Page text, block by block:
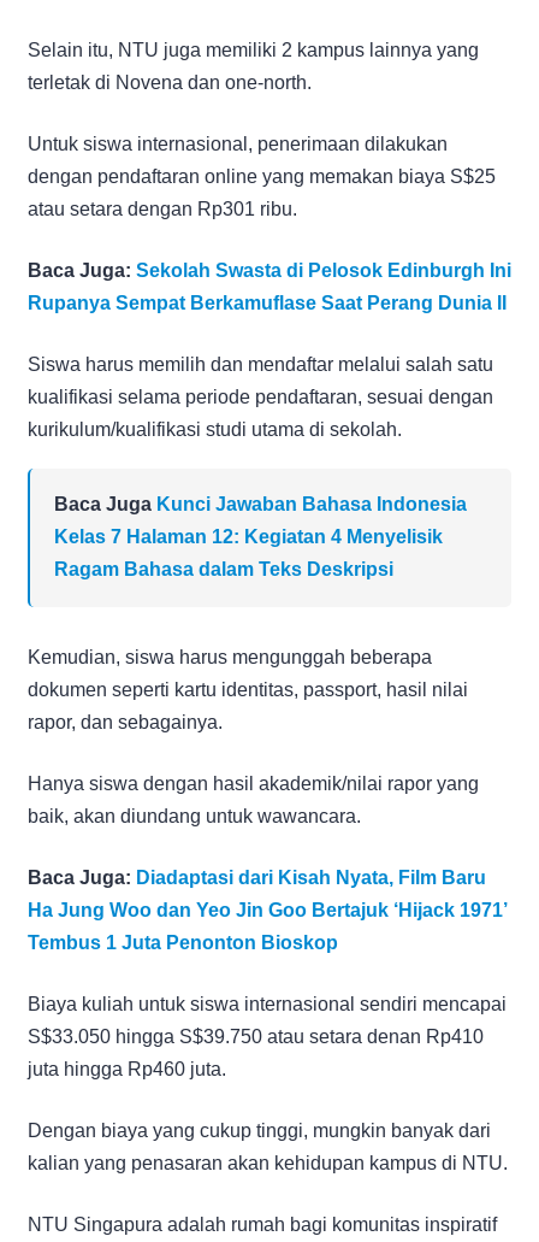
Selain itu, NTU juga memiliki 2 kampus lainnya yang
terletak di Novena dan one-north.
Untuk siswa internasional, penerimaan dilakukan
dengan pendaftaran online yang memakan biaya S$25
atau setara dengan Rp301 ribu.
Baca Juga: Sekolah Swasta di Pelosok Edinburgh Ini
Rupanya Sempat Berkamuflase Saat Perang Dunia II
Siswa harus memilih dan mendaftar melalui salah satu
kualifikasi selama periode pendaftaran, sesuai dengan
kurikulum/kualifikasi studi utama di sekolah.
Baca Juga Kunci Jawaban Bahasa Indonesia
Kelas 7 Halaman 12: Kegiatan 4 Menyelisik
Ragam Bahasa dalam Teks Deskripsi
Kemudian, siswa harus mengunggah beberapa
dokumen seperti kartu identitas, passport, hasil nilai
rapor, dan sebagainya.
Hanya siswa dengan hasil akademik/nilai rapor yang
baik, akan diundang untuk wawancara.
Baca Juga: Diadaptasi dari Kisah Nyata, Film Baru
Ha Jung Woo dan Yeo Jin Goo Bertajuk ‘Hijack 1971’
Tembus 1 Juta Penonton Bioskop
Biaya kuliah untuk siswa internasional sendiri mencapai
S$33.050 hingga S$39.750 atau setara denan Rp410
juta hingga Rp460 juta.
Dengan biaya yang cukup tinggi, mungkin banyak dari
kalian yang penasaran akan kehidupan kampus di NTU.
NTU Singapura adalah rumah bagi komunitas inspiratif